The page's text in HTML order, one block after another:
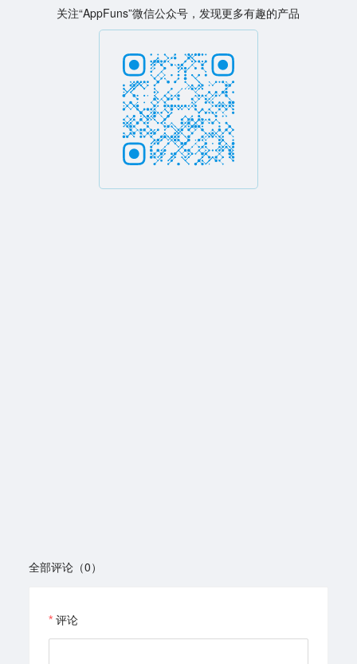
关注“AppFuns”微信公众号，发现更多有趣的产品
全部评论（0）
评论